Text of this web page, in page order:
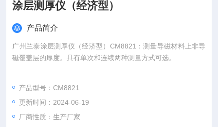
涂层测厚仪（经济型）
产品简介
广州兰泰涂层测厚仪（经济型）CM8821：测量导磁材料上非导
磁覆盖层的厚度。具有单次和连续两种测量方式可选。
产品型号：CM8821
更新时间：2024-06-19
厂商性质：生产厂家